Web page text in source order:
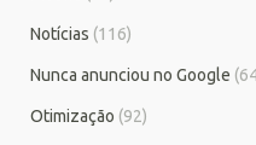
Notícias (116)
Nunca anunciou no Google
Otimização (92)